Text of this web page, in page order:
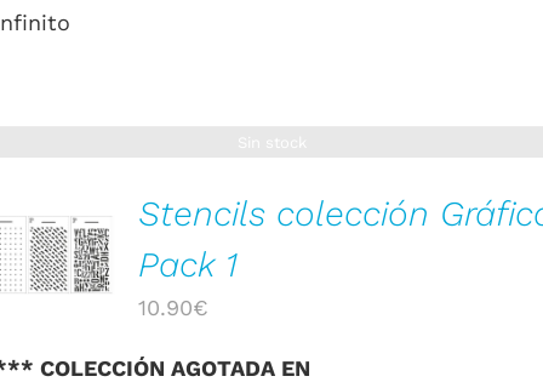
DETALLES
Stencils colección
Pack 1
10.90€
COLECCIÓN AGOTADA EN